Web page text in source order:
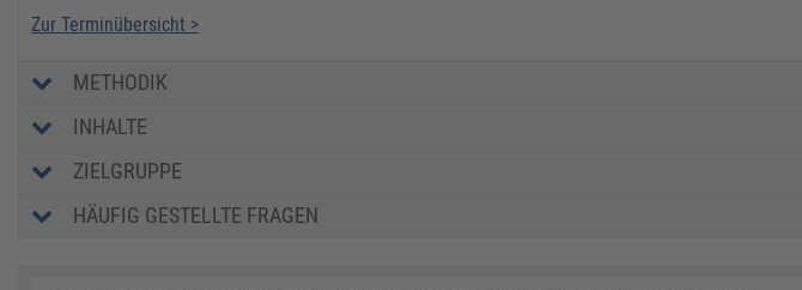
Zur Terminübersicht >
METHODIK
INHALTE
ZIELGRUPPE
HÄUFIG GESTELLTE FRAGEN